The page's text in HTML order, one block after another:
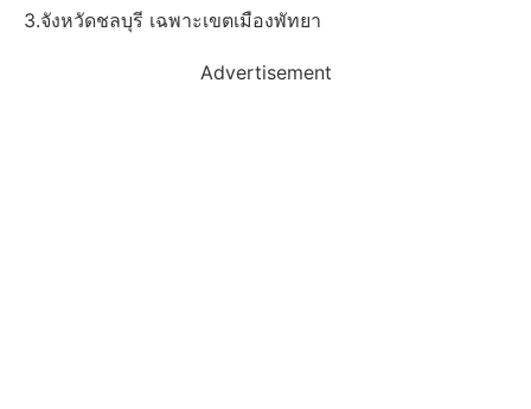
3.จังหวัดชลบุรี เฉพาะเขตเมืองพัทยา
Advertisement